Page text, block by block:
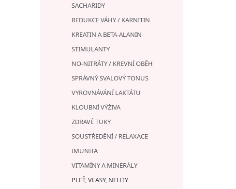
SACHARIDY
REDUKCE VÁHY / KARNITIN
KREATIN A BETA-ALANIN
STIMULANTY
NO-NITRÁTY / KREVNÍ OBĚH
SPRÁVNÝ SVALOVÝ TONUS
VYROVNÁVÁNÍ LAKTÁTU
KLOUBNÍ VÝŽIVA
ZDRAVÉ TUKY
SOUSTŘEDĚNÍ / RELAXACE
IMUNITA
VITAMÍNY A MINERÁLY
PLEŤ, VLASY, NEHTY